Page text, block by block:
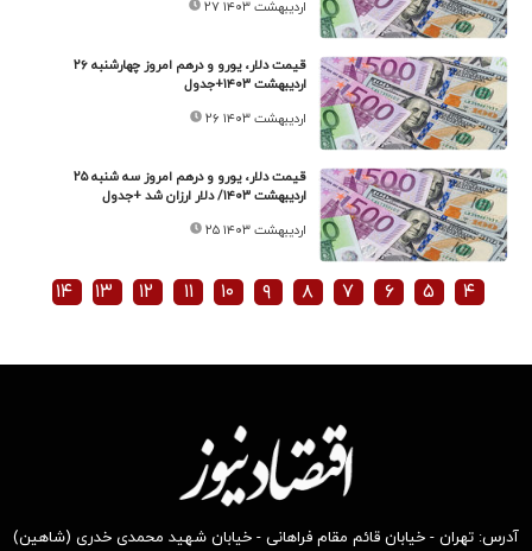
۲۷ اردیبهشت ۱۴۰۳
قیمت دلار، یورو و درهم امروز چهارشنبه ۲۶
اردیبهشت ۱۴۰۳+جدول
۲۶ اردیبهشت ۱۴۰۳
قیمت دلار، یورو و درهم امروز سه شنبه ۲۵
اردیبهشت ۱۴۰۳/ دلار ارزان شد +جدول
۲۵ اردیبهشت ۱۴۰۳
۴ ۵ ۶ ۷ ۸ ۹ ۱۰ ۱۱ ۱۲ ۱۳ ۱۴
آدرس: تهران - خیابان قائم مقام فراهانی - خیابان شهید محمدی خدری (شاهین)